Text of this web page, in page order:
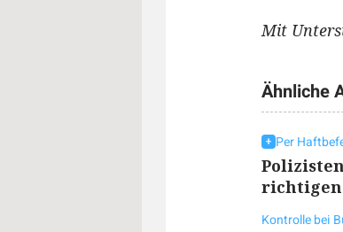
Mit
Ähnliche
Per
richtigen
Kontrolle bei